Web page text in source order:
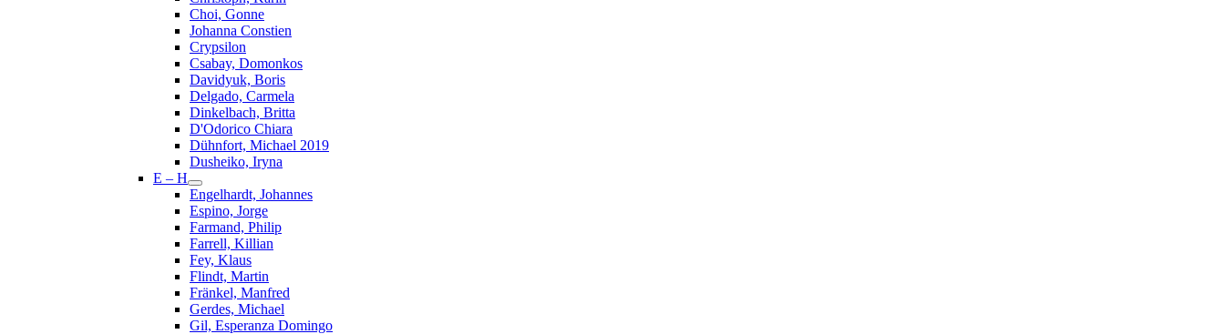
Choi, Gonne
Johanna Constien
Crypsilon
Csabay, Domonkos
Davidyuk, Boris
Delgado, Carmela
Dinkelbach, Britta
D'Odorico Chiara
Dühnfort, Michael 2019
Dusheiko, Iryna
E – H
Engelhardt, Johannes
Espino, Jorge
Farmand, Philip
Farrell, Killian
Fey, Klaus
Flindt, Martin
Fränkel, Manfred
Gerdes, Michael
Gil, Esperanza Domingo